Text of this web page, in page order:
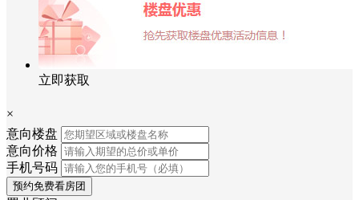
立即获取
×
意向楼盘
意向价格
手机号码